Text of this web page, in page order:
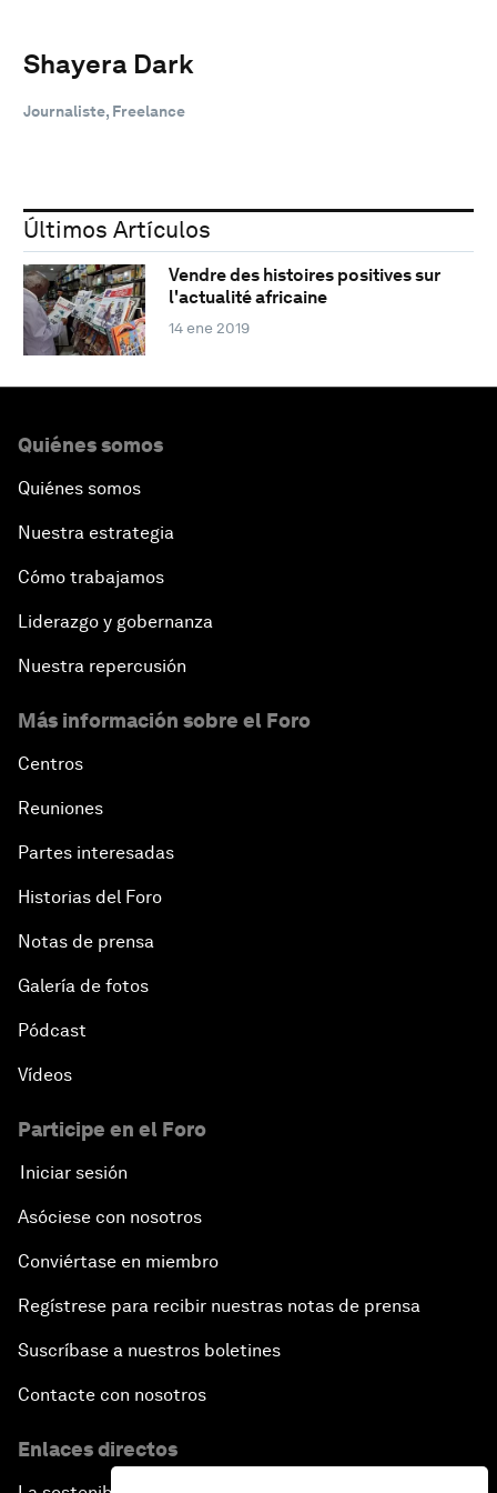
Shayera Dark
Journaliste, Freelance
Últimos Artículos
Vendre des histoires positives sur
l'actualité africaine
14 ene 2019
Quiénes somos
Quiénes somos
Nuestra estrategia
Cómo trabajamos
Liderazgo y gobernanza
Nuestra repercusión
Más información sobre el Foro
Centros
Reuniones
Partes interesadas
Historias del Foro
Notas de prensa
Galería de fotos
Pódcast
Vídeos
Participe en el Foro
Iniciar sesión
Asóciese con nosotros
Conviértase en miembro
Regístrese para recibir nuestras notas de prensa
Suscríbase a nuestros boletines
Contacte con nosotros
Enlaces directos